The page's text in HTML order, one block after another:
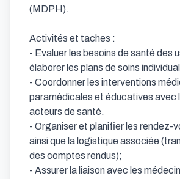
(MDPH).
Activités et taches :
- Evaluer les besoins de santé des
élaborer les plans de soins
- Coordonner les interventions
paramédicales et éducatives avec
acteurs de santé.
- Organiser et planifier les rendez-
ainsi que la logistique associée
des comptes rendus);
- Assurer la liaison avec les